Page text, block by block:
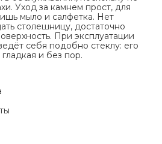
Уход за камнем прост, для
мыло и салфетка. Нет
столешницу, достаточно
При эксплуатации
себя подобно стеклу: его
и без пор.